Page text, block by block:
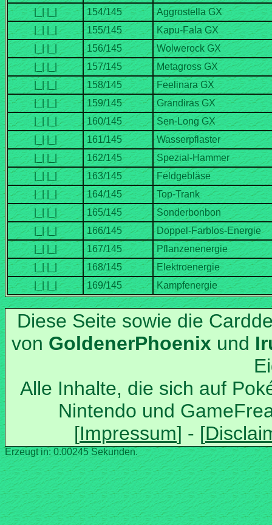
Diese Seite sowie die
von
und
Alle Inhalte, die sich auf
Nintendo und
Erzeugt in: 0.00245 Sekunden.